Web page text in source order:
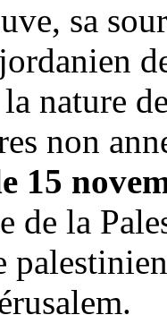
sa
nature
non
15
de la